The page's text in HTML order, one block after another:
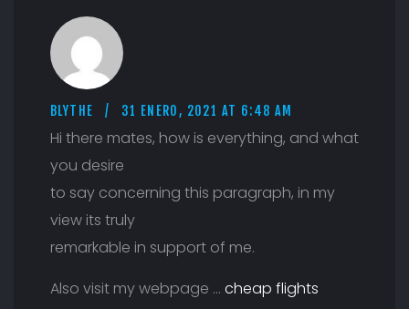
BLYTHE 31 ENERO, 2021 AT 6:48 AM
Hi there mates, how is everything, and what
you desire
to say concerning this paragraph, in my
view its truly
remarkable in support of me.
Also visit my webpage … cheap flights